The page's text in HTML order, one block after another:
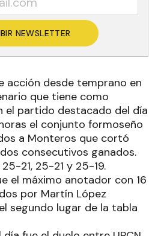
NEWSLETTER
acción desde temprano en
que tiene como
el partido destacado del día
el conjunto formoseño
a Monteros que cortó
consecutivos ganados.
21, 25-21 y 25-19.
el máximo anotador con 16
por Martín López
segundo lugar de la tabla